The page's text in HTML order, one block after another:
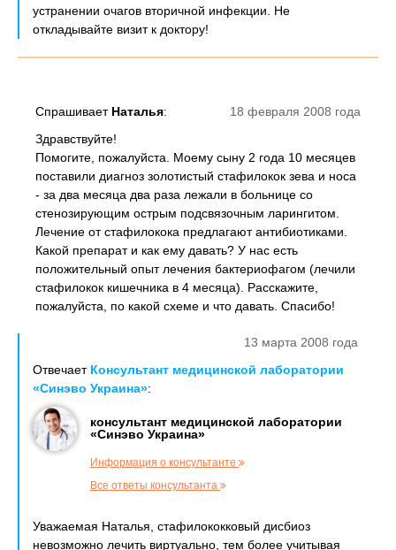
устранении очагов вторичной инфекции. Не
откладывайте визит к доктору!
18 февраля 2008 года
Спрашивает Наталья:
Здравствуйте!
Помогите, пожалуйста. Моему сыну 2 года 10 месяцев
поставили диагноз золотистый стафилокок зева и носа
- за два месяца два раза лежали в больнице со
стенозирующим острым подсвязочным ларингитом.
Лечение от стафилокока предлагают антибиотиками.
Какой препарат и как ему давать? У нас есть
положительный опыт лечения бактериофагом (лечили
стафилокок кишечника в 4 месяца). Расскажите,
пожалуйста, по какой схеме и что давать. Спасибо!
13 марта 2008 года
Отвечает Консультант медицинской лаборатории
«Синэво Украина»:
консультант медицинской лаборатории
«Синэво Украина»
Информация о консультанте
Все ответы консультанта
Уважаемая Наталья, стафилококковый дисбиоз
невозможно лечить виртуально, тем более учитывая